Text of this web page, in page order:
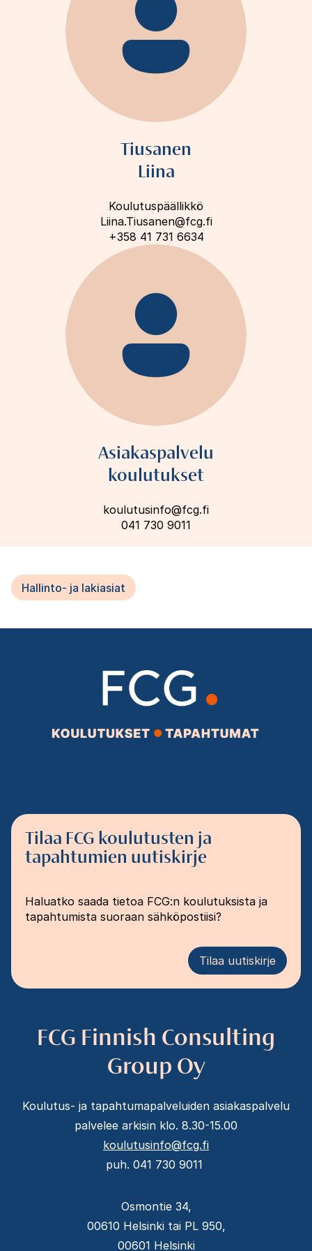
Tiusanen
Liina
Koulutuspäällikkö
Liina.Tiusanen@fcg.fi
+358 41 731 6634
Asiakaspalvelu
koulutukset
koulutusinfo@fcg.fi
041 730 9011
Hallinto- ja lakiasiat
Tilaa FCG koulutusten ja
tapahtumien uutiskirje
Haluatko saada tietoa FCG:n koulutuksista ja
tapahtumista suoraan sähköpostiisi?
Tilaa uutiskirje
FCG Finnish Consulting
Group Oy
Koulutus- ja tapahtumapalveluiden asiakaspalvelu
palvelee arkisin klo. 8.30-15.00
koulutusinfo@fcg.fi
puh. 041 730 9011
Osmontie 34,
00610 Helsinki tai PL 950,
00601 Helsinki